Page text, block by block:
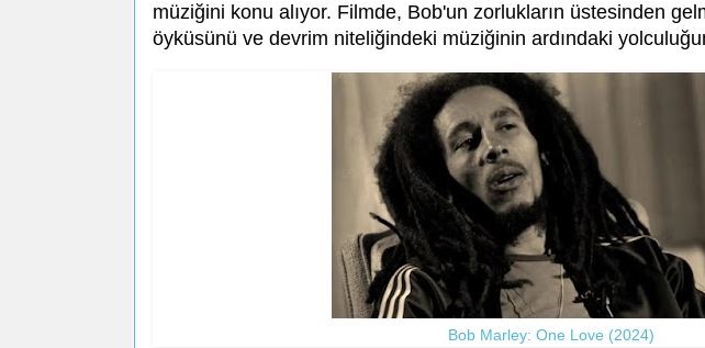
müziğini konu alıyor. Filmde, Bob'un zorlukların üstesinden
öyküsünü ve devrim niteliğindeki müziğinin ardındaki
Bob Marley: One Love (2024)